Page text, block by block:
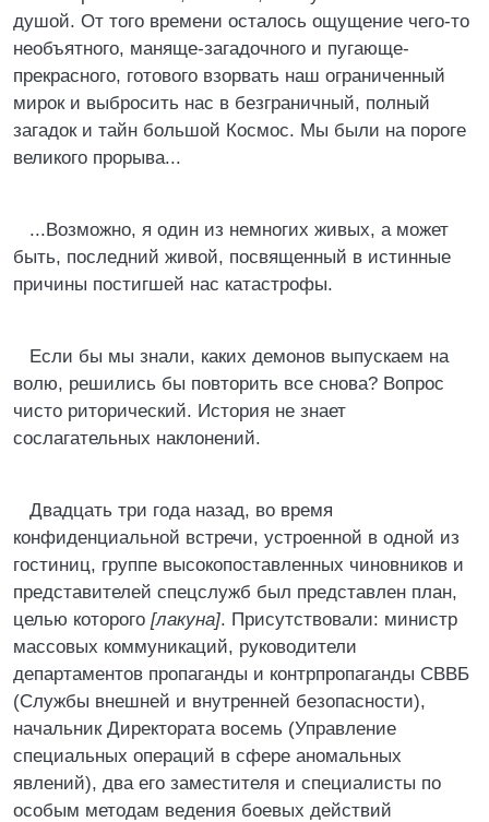
душой. От того времени осталось ощущение чего-то
необъятного, маняще-загадочного и пугающе-
прекрасного, готового взорвать наш ограниченный
мирок и выбросить нас в безграничный, полный
загадок и тайн большой Космос. Мы были на пороге
великого прорыва...
...Возможно, я один из немногих живых, а может
быть, последний живой, посвященный в истинные
причины постигшей нас катастрофы.
Если бы мы знали, каких демонов выпускаем на
волю, решились бы повторить все снова? Вопрос
чисто риторический. История не знает
сослагательных наклонений.
Двадцать три года назад, во время
конфиденциальной встречи, устроенной в одной из
гостиниц, группе высокопоставленных чиновников и
представителей спецслужб был представлен план,
целью которого [лакуна]. Присутствовали: министр
массовых коммуникаций, руководители
департаментов пропаганды и контрпропаганды СВВБ
(Службы внешней и внутренней безопасности),
начальник Директората восемь (Управление
специальных операций в сфере аномальных
явлений), два его заместителя и специалисты по
особым методам ведения боевых действий